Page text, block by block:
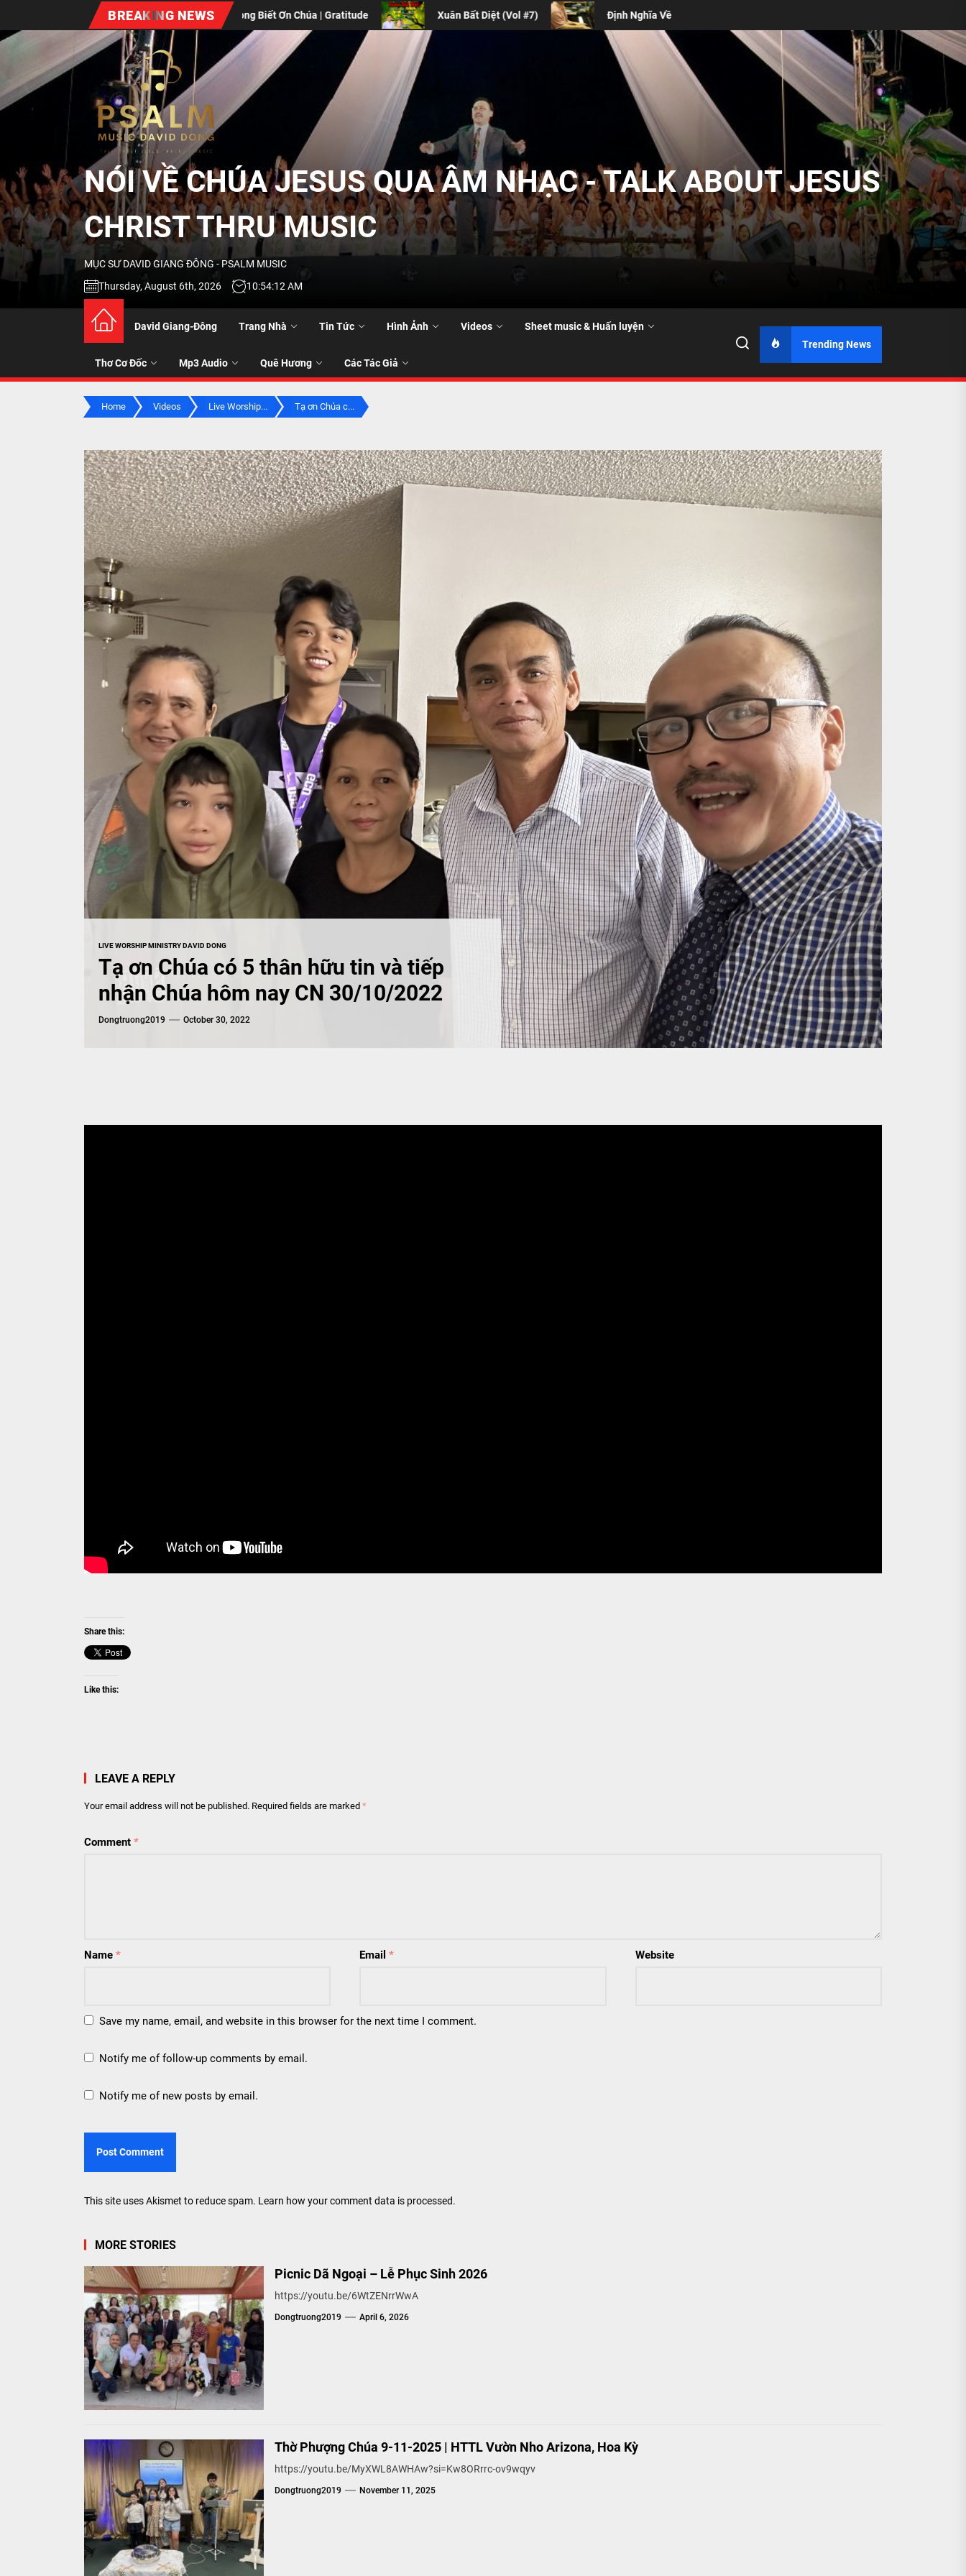
the
BREAKING NEWS
Lòng Biết Ơn Chúa | Gratitude Xuân Bất Diệt (Vol #7) Định Nghĩa Về Sự Thờ Phượng Đương Đại
NÓI
VỀ
CHÚA
JESUS
QUA
ÂM
NHẠC
-
TALK
ABOUT
JESUS
THRU
MUSIC
NÓI VỀ CHÚA JESUS QUA ÂM NHẠC - TALK ABOUT JESUS
CHRIST THRU MUSIC
MỤC SƯ DAVID GIANG ĐÔNG - PSALM MUSIC
Thursday, August 6th, 2026
10:54:14 AM
David Giang-Đông Trang Nhà Tin Tức Hình Ảnh Videos Sheet music & Huấn luyện
Thơ Cơ Đốc Mp3 Audio Quê Hương Các Tác Giả
Trending News
Home Videos Live Worship... Tạ ơn Chúa c...
LIVE WORSHIP MINISTRY DAVID DONG
Tạ ơn Chúa có 5 thân hữu tin và tiếp
nhận Chúa hôm nay CN 30/10/2022
Dongtruong2019 October 30, 2022
Share this:
Like this:
LEAVE A REPLY
Your email address will not be published. Required fields are marked *
Comment *
Name * Email* Website
Save my name, email, and website in this browser for the next time I comment.
Notify me of follow-up comments by email.
Notify me of new posts by email.
This site uses Akismet to reduce spam. Learn how your comment data is processed.
MORE STORIES
Picnic Dã Ngoại – Lễ Phục Sinh 2026
https://youtu.be/6WtZENrrWwA
Dongtruong2019 April 6, 2026
Thờ Phượng Chúa 9-11-2025 | HTTL Vườn Nho Arizona, Hoa Kỳ
https://youtu.be/MyXWL8AWHAw?si=Kw8ORrrc-ov9wqyv
Dongtruong2019 November 11, 2025